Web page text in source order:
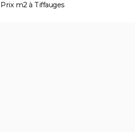
Prix m2 à Tiffauges